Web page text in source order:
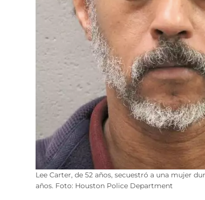
Lee Carter, de 52 años, secuestró a una mujer
años. Foto: Houston Police Department